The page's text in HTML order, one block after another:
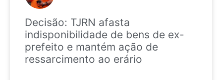
Decisão: TJRN afasta
indisponibilidade de bens de ex-
prefeito e mantém ação de
ressarcimento ao erário